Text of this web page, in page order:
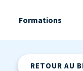
Formations
RETOUR AU